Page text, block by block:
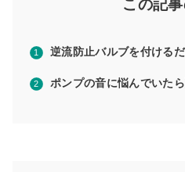
この記
逆流防止バルブを付ける
ポンプの音に悩んでいた